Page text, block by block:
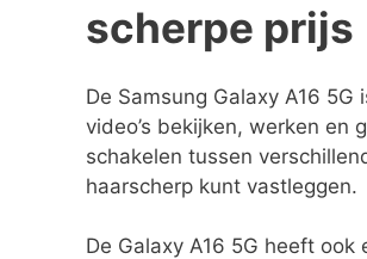
scherpe prijs
De Samsung Galaxy A16
video’s bekijken, werken
schakelen tussen
haarscherp kunt vastleggen.
De Galaxy A16 5G heeft